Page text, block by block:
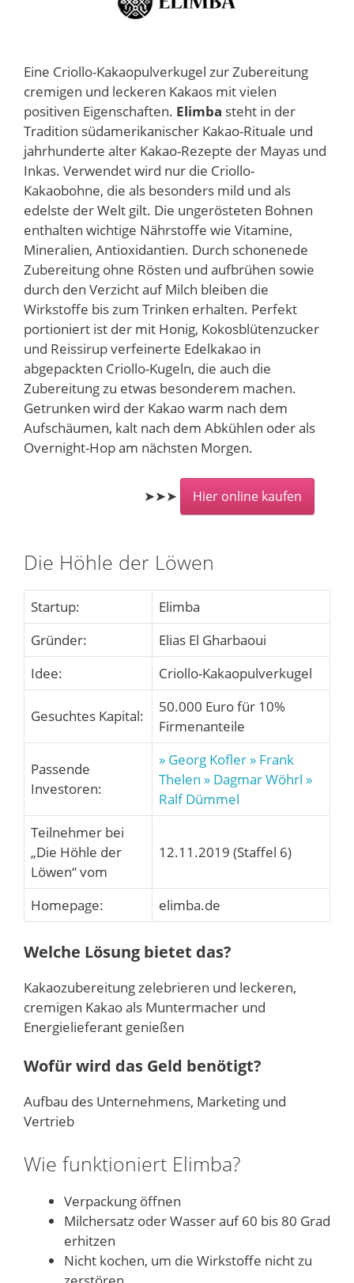
Eine Criollo-Kakaopulverkugel zur Zubereitung
cremigen und leckeren Kakaos mit vielen
positiven Eigenschaften. Elimba steht in der
Tradition südamerikanischer Kakao-Rituale und
jahrhunderte alter Kakao-Rezepte der Mayas und
Inkas. Verwendet wird nur die Criollo-
Kakaobohne, die als besonders mild und als
edelste der Welt gilt. Die ungerösteten Bohnen
enthalten wichtige Nährstoffe wie Vitamine,
Mineralien, Antioxidantien. Durch schonenede
Zubereitung ohne Rösten und aufbrühen sowie
durch den Verzicht auf Milch bleiben die
Wirkstoffe bis zum Trinken erhalten. Perfekt
portioniert ist der mit Honig, Kokosblütenzucker
und Reissirup verfeinerte Edelkakao in
abgepackten Criollo-Kugeln, die auch die
Zubereitung zu etwas besonderem machen.
Getrunken wird der Kakao warm nach dem
Aufschäumen, kalt nach dem Abkühlen oder als
Overnight-Hop am nächsten Morgen.
➤➤➤ Hier online kaufen
Die Höhle der Löwen
Startup:
Elimba
Gründer:
Elias El Gharbaoui
Idee:
Criollo-Kakaopulverkugel
Gesuchtes Kapital:
50.000 Euro für 10%
Firmenanteile
Passende
Investoren:
» Georg Kofler » Frank
Thelen » Dagmar Wöhrl »
Ralf Dümmel
Teilnehmer bei
„Die Höhle der
Löwen“ vom
12.11.2019 (Staffel 6)
Homepage: elimba.de
Welche Lösung bietet das?
Kakaozubereitung zelebrieren und leckeren,
cremigen Kakao als Muntermacher und
Energielieferant genießen
Wofür wird das Geld benötigt?
Aufbau des Unternehmens, Marketing und
Vertrieb
Wie funktioniert Elimba?
Verpackung öffnen
Milchersatz oder Wasser auf 60 bis 80 Grad
erhitzen
Nicht kochen, um die Wirkstoffe nicht zu